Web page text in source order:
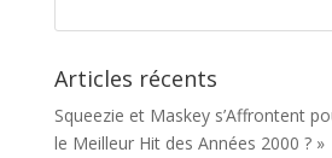
Articles récents
Squeezie et Maskey s’Affrontent
le Meilleur Hit des Années 2000 ? »